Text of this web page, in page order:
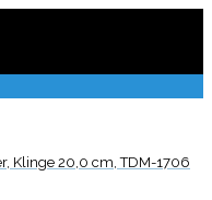
Klinge 20,0 cm, TDM-1706